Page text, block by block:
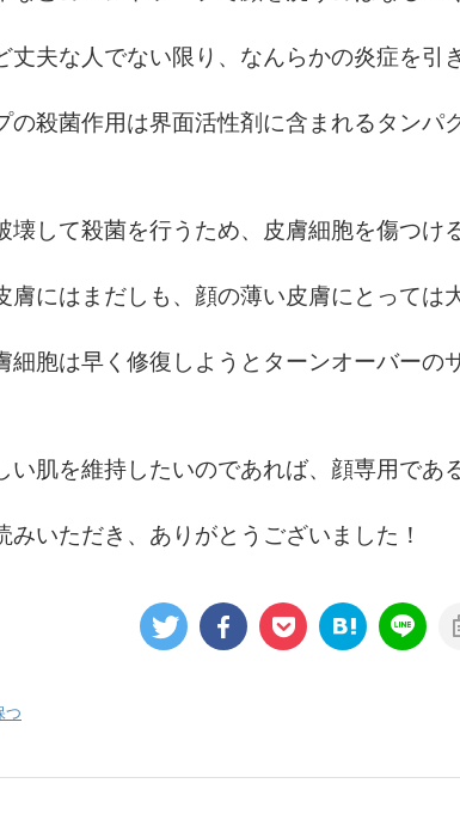
丈夫な人でない限り、なんらかの炎症を引
の殺菌作用は界面活性剤に含まれるタンパ
壊して殺菌を行うため、皮膚細胞を傷つけ
膚にはまだしも、顔の薄い皮膚にとっては
細胞は早く修復しようとターンオーバーの
い肌を維持したいのであれば、顔専用であ
みいただき、ありがとうございました！
つ